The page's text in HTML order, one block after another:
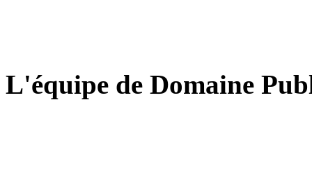
L'équipe de Domaine